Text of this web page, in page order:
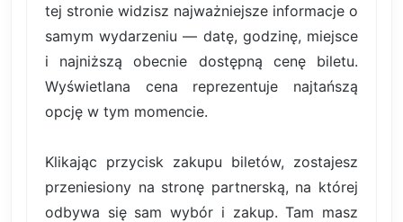
tej stronie widzisz najważniejsze informacje o
samym wydarzeniu — datę, godzinę, miejsce
i najniższą obecnie dostępną cenę biletu.
Wyświetlana cena reprezentuje najtańszą
opcję w tym momencie.
Klikając przycisk zakupu biletów, zostajesz
przeniesiony na stronę partnerską, na której
odbywa się sam wybór i zakup. Tam masz